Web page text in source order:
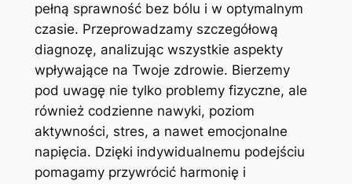
pełną sprawność bez bólu i w optymalnym
czasie. Przeprowadzamy szczegółową
diagnozę, analizując wszystkie aspekty
wpływające na Twoje zdrowie. Bierzemy
pod uwagę nie tylko problemy fizyczne, ale
również codzienne nawyki, poziom
aktywności, stres, a nawet emocjonalne
napięcia. Dzięki indywidualnemu podejściu
pomagamy przywrócić harmonię i